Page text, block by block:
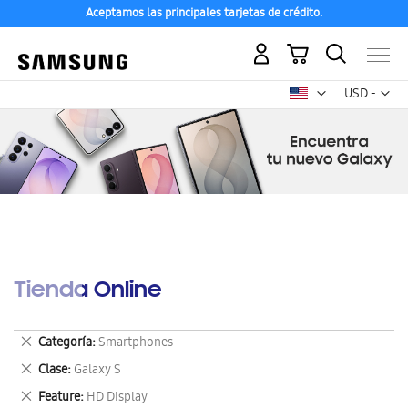
Aceptamos las principales tarjetas de crédito.
USD -
dólar
Mi carrito
Tienda Online
Categoría Smartphones
Eliminar
este
artículo
Clase Galaxy S
Eliminar
este
Feature HD Display
Eliminar